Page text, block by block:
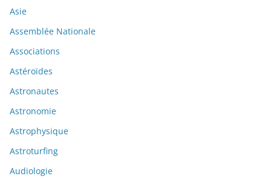
Asie
Assemblée Nationale
Associations
Astéroïdes
Astronautes
Astronomie
Astrophysique
Astroturfing
Audiologie